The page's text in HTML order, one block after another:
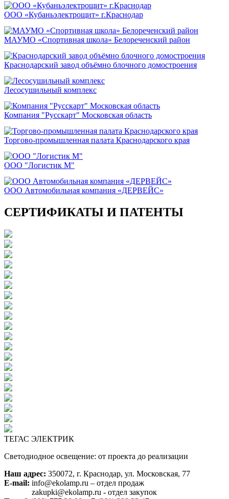
ООО «Кубаньэлектрощит» г.Краснодар
МАУМО «Спортивная школа» Белореченский район
Краснодарский завод объёмно блочного домостроения
Лесосушильный комплекс
Компания "Русскарт" Московская область
Торгово-промышленная палата Краснодарского края
ООО "Логистик М"
ООО Автомобильная компания «ДЕРВЕЙС»
СЕРТИФИКАТЫ И ПАТЕНТЫ
ТЕГАС ЭЛЕКТРИК
Светодиодное освещение: от проекта до реализации
Наш адрес: 350072, г. Краснодар, ул. Московская, 77
E-mail: info@ekolamp.ru – отдел продаж
zakupki@ekolamp.ru - отдел закупок